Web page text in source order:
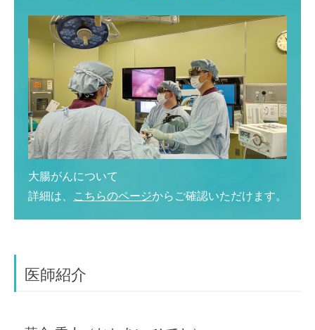
大腸がんについて
詳細は、 こちらのページからご確認いただけます。
医師紹介